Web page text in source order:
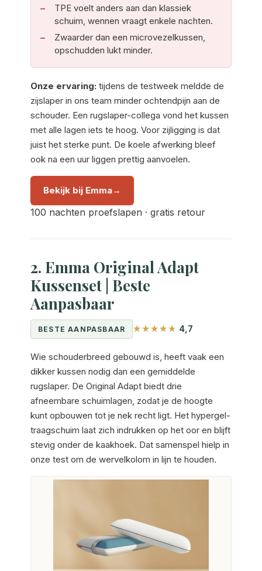
TPE voelt anders aan dan klassiek
schuim, wennen vraagt enkele nachten.
Zwaarder dan een microvezelkussen,
opschudden lukt minder.
Onze ervaring: tijdens de testweek meldde de
zijslaper in ons team minder ochtendpijn aan de
schouder. Een rugslaper-collega vond het kussen
met alle lagen iets te hoog. Voor zijligging is dat
juist het sterke punt. De koele afwerking bleef
ook na een uur liggen prettig aanvoelen.
Bekijk bij Emma
100 nachten proefslapen · gratis retour
2. Emma Original Adapt
Kussenset | Beste
Aanpasbaar
BESTE AANPASBAAR 4,7
Wie schouderbreed gebouwd is, heeft vaak een
dikker kussen nodig dan een gemiddelde
rugslaper. De Original Adapt biedt drie
afneembare schuimlagen, zodat je de hoogte
kunt opbouwen tot je nek recht ligt. Het hypergel-
traagschuim laat zich indrukken op het oor en blijft
stevig onder de kaakhoek. Dat samenspel hielp in
onze test om de wervelkolom in lijn te houden.